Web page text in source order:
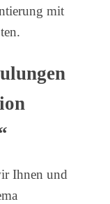
mit
Ihnen und